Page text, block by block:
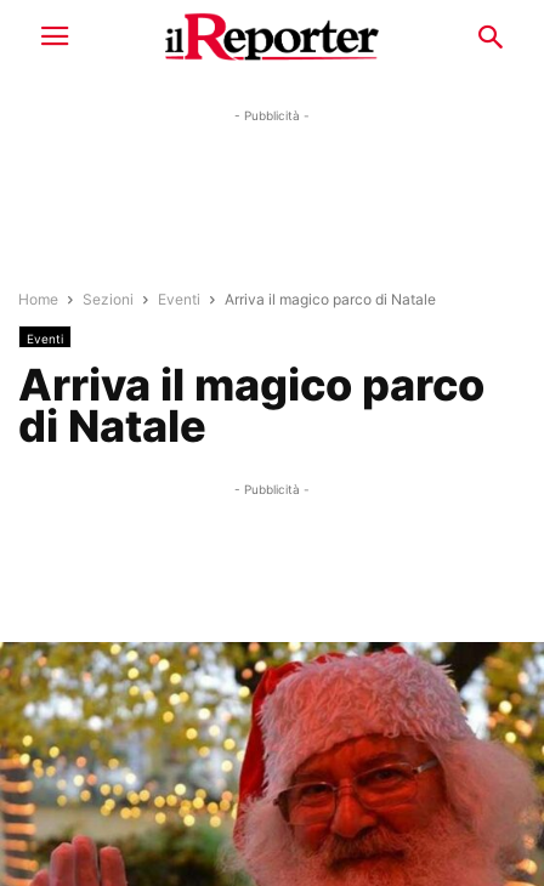
- Pubblicità -
Home Sezioni Eventi Arriva il magico parco di Natale
Eventi
Arriva il magico parco
di Natale
- Pubblicità -